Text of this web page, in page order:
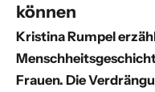
können
Kristina Rumpel
Frauen. Die